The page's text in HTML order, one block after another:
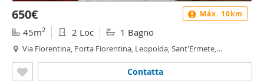
650€
45m2 2 Loc 1 Bagno
Via Fiorentina, Porta Fiorentina, Leopolda, Sant'Ermete,
Contatta
Máx. 10km